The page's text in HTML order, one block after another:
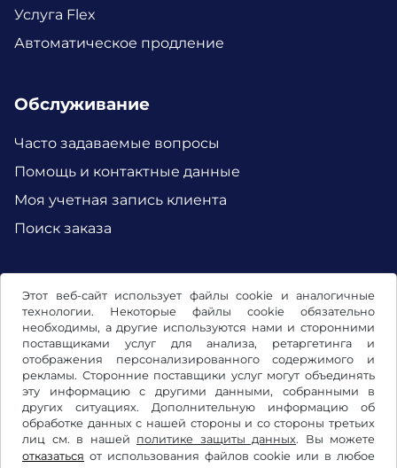
Этот веб-сайт использует файлы cookie и аналогичные
технологии. Некоторые файлы cookie обязательно
необходимы, а другие используются нами и сторонними
поставщиками услуг для анализа, ретаргетинга и
отображения персонализированного содержимого и
рекламы. Сторонние поставщики услуг могут объединять
эту информацию с другими данными, собранными в
других ситуациях. Дополнительную информацию об
обработке данных с нашей стороны и со стороны третьих
лиц см. в нашей политике защиты данных. Вы можете
отказаться от использования файлов cookie или в любое
Услуга Flex
Автоматическое продление
Обслуживание
Часто задаваемые вопросы
Помощь и контактные данные
Моя учетная запись клиента
Поиск заказа
Facebook Instagram